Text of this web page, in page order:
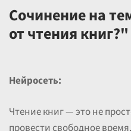
Цены
Сочинение на
от чтения книг?"
Нейросеть:
Чтение книг — это не
провести свободное